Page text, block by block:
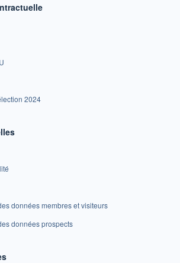
2024
données membres et visiteurs
données prospects